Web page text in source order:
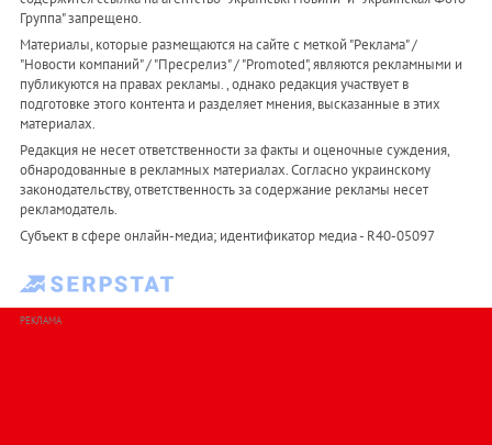
Группа" запрещено.
Материалы, которые размещаются на сайте с меткой "Реклама" /
"Новости компаний" / "Пресрелиз" / "Promoted", являются рекламными и
публикуются на правах рекламы. , однако редакция участвует в
подготовке этого контента и разделяет мнения, высказанные в этих
материалах.
Редакция не несет ответственности за факты и оценочные суждения,
обнародованные в рекламных материалах. Согласно украинскому
законодательству, ответственность за содержание рекламы несет
рекламодатель.
Субъект в сфере онлайн-медиа; идентификатор медиа - R40-05097
РЕКЛАМА